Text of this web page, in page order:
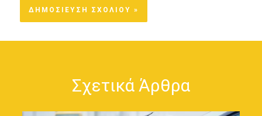
Σχετικά Άρθρα